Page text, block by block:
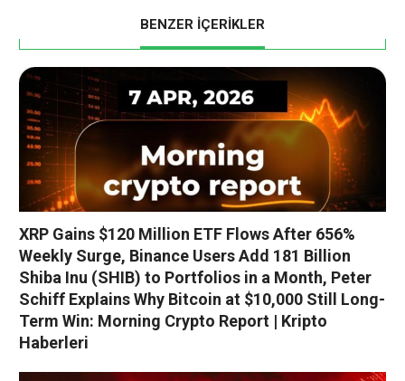
BENZER İÇERİKLER
XRP Gains $120 Million ETF Flows After 656%
Weekly Surge, Binance Users Add 181 Billion
Shiba Inu (SHIB) to Portfolios in a Month, Peter
Schiff Explains Why Bitcoin at $10,000 Still Long-
Term Win: Morning Crypto Report | Kripto
Haberleri